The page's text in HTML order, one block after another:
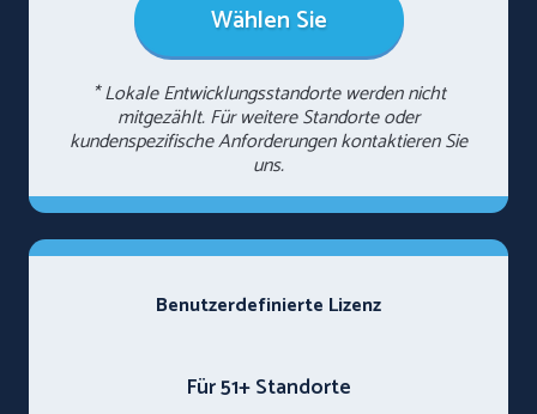
Wählen Sie
* Lokale Entwicklungsstandorte werden nicht
mitgezählt. Für weitere Standorte oder
kundenspezifische Anforderungen kontaktieren Sie
uns.
Benutzerdefinierte Lizenz
Für 51+ Standorte